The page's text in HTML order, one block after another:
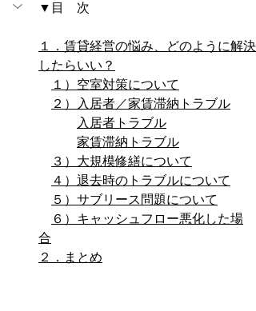
▼目　次
１．賃貸経営の悩み、どのように解決
したらいい？
１）空室対策について
２）入居者／家賃滞納トラブル
入居者トラブル
家賃滞納トラブル
３）大規模修繕について
４）退去時のトラブルについて
５）サブリース問題について
６）キャッシュフロー悪化した場
合
２．まとめ